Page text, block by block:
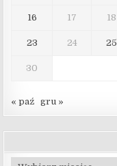
16 17 18
23 24 25
30
« paź gru »
Archiwa